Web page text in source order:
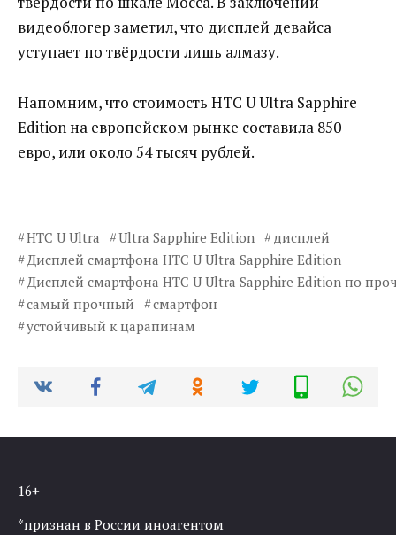
видеоблогер заметил, что дисплей девайса
уступает по твёрдости лишь алмазу.
Напомним, что стоимость HTC U Ultra Sapphire
Edition на европейском рынке составила 850
евро, или около 54 тысяч рублей.
HTC U Ultra Ultra Sapphire Edition
дисплей
Дисплей смартфона HTC U Ultra Sapphire Edition
Дисплей смартфона HTC U Ultra Sapphire Edition по
самый прочный
смартфон
устойчивый к царапинам
16+
*признан в России иноагентом